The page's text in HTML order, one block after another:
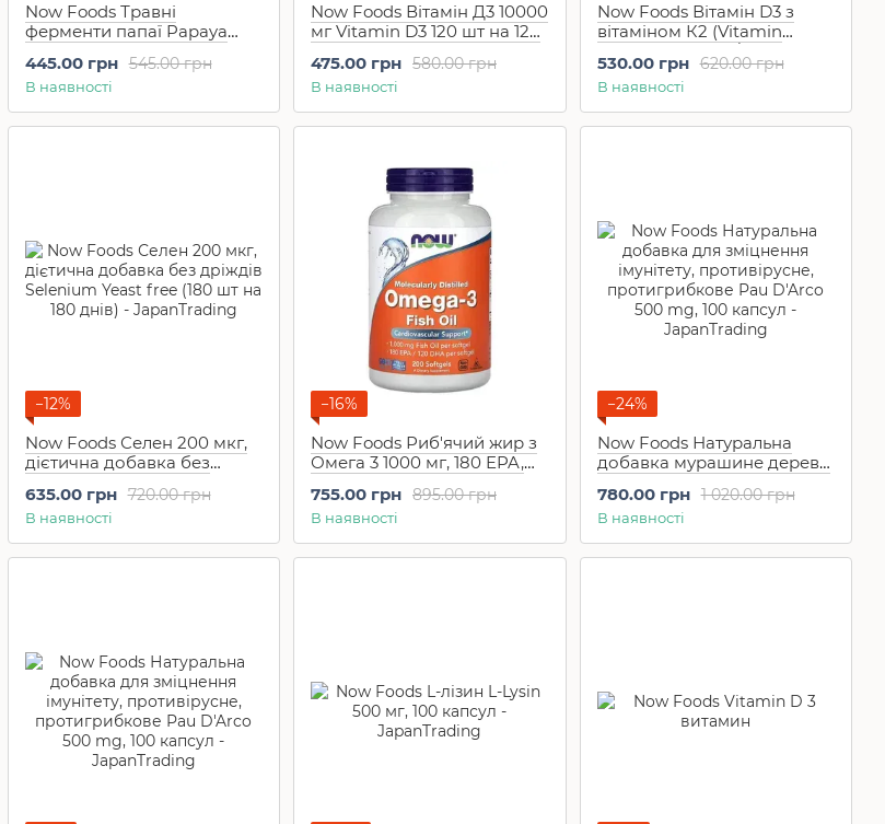
Now Foods Травні
ферменти папаї Papaya
545.00 грн
445.00 грн
В наявності
Now Foods Вітамін Д3 10000
мг Vitamin D3 120 шт на 120
580.00 грн
475.00 грн
В наявності
Now Foods Вітамін D3 з
вітаміном К2 (Vitamin
D3&K2) 1000 МО/45 мкг (120
шт на 60-120 днів)
620.00 грн
530.00 грн
В наявності
−12%
Now Foods Селен 200 мкг,
дієтична добавка без
(180 шт на 180 днів)
720.00 грн
635.00 грн
В наявності
−16%
Now Foods Риб'ячий жир з
Омега 3 1000 мг, 180 EPA,
895.00 грн
755.00 грн
В наявності
−24%
Now Foods Натуральна
добавка мурашине дерево
противірусне,
протигрибкове Pau D'Arco
500 mg, 250 капсул
1 020.00 грн
780.00 грн
В наявності